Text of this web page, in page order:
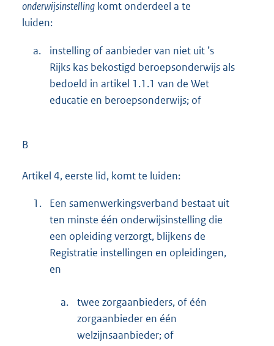
onderwijsinstelling komt onderdeel a te
luiden:
a.
instelling of aanbieder van niet uit ’s
Rijks kas bekostigd beroepsonderwijs als
bedoeld in artikel 1.1.1 van de Wet
educatie en beroepsonderwijs; of
B
Artikel 4, eerste lid, komt te luiden:
1.
Een samenwerkingsverband bestaat uit
ten minste één onderwijsinstelling die
een opleiding verzorgt, blijkens de
Registratie instellingen en opleidingen,
en
a.
twee zorgaanbieders, of één
zorgaanbieder en één
welzijnsaanbieder; of